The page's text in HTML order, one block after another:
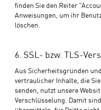
finden Sie den Reiter
Anweisungen, um ihr
löschen.
6. SSL- bzw. TLS-
Aus Sicherheitsgründen
vertraulicher Inhalte, die
senden, nutzt unsere
Verschlüsselung. Damit